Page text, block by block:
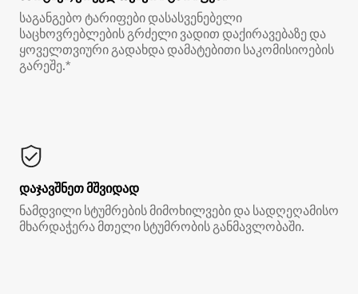
საგანგებო ტარიფები დასასვენებელი
საცხოვრებლების გრძელი ვადით დაქირავებაზე და
ყოველთვიური გადახდა დამატებითი საკომისიოების
გარეშე.*
დაჯავშნეთ მშვიდად
ნამდვილი სტუმრების მიმოხილვები და სადღეღამისო
მხარდაჭერა მთელი სტუმრობის განმავლობაში.